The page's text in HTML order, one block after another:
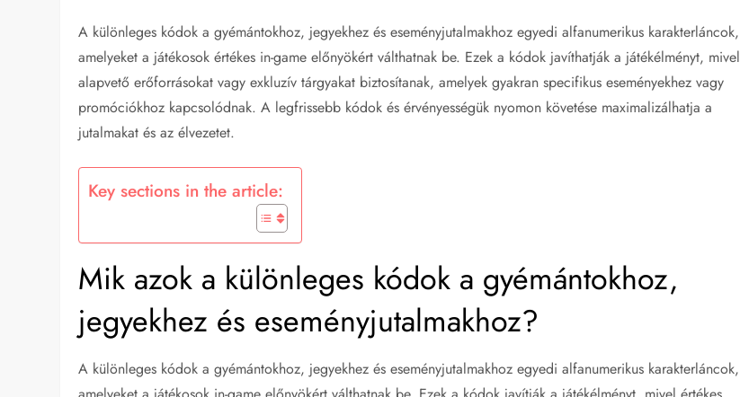
A különleges kódok a gyémántokhoz, jegyekhez és eseményjutalmakhoz egyedi alfanumerikus karakterláncok,
amelyeket a játékosok értékes in-game előnyökért válthatnak be. Ezek a kódok javíthatják a játékélményt, mivel
alapvető erőforrásokat vagy exkluzív tárgyakat biztosítanak, amelyek gyakran specifikus eseményekhez vagy
promóciókhoz kapcsolódnak. A legfrissebb kódok és érvényességük nyomon követése maximalizálhatja a
jutalmakat és az élvezetet.
Key sections in the article:
Mik azok a különleges kódok a gyémántokhoz,
jegyekhez és eseményjutalmakhoz?
A különleges kódok a gyémántokhoz, jegyekhez és eseményjutalmakhoz egyedi alfanumerikus karakterláncok,